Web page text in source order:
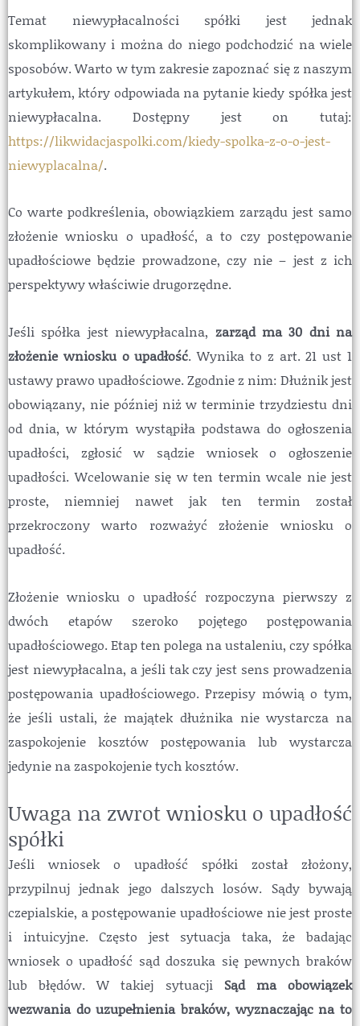
Temat niewypłacalności spółki jest jednak
skomplikowany i można do niego podchodzić na wiele
sposobów. Warto w tym zakresie zapoznać się z naszym
artykułem, który odpowiada na pytanie kiedy spółka jest
niewypłacalna. Dostępny jest on tutaj:
https://likwidacjaspolki.com/kiedy-spolka-z-o-o-jest-
niewyplacalna/.
Co warte podkreślenia, obowiązkiem zarządu jest samo
złożenie wniosku o upadłość, a to czy postępowanie
upadłościowe będzie prowadzone, czy nie – jest z ich
perspektywy właściwie drugorzędne.
Jeśli spółka jest niewypłacalna, zarząd ma 30 dni na
złożenie wniosku o upadłość. Wynika to z art. 21 ust 1
ustawy prawo upadłościowe. Zgodnie z nim: Dłużnik jest
obowiązany, nie później niż w terminie trzydziestu dni
od dnia, w którym wystąpiła podstawa do ogłoszenia
upadłości, zgłosić w sądzie wniosek o ogłoszenie
upadłości. Wcelowanie się w ten termin wcale nie jest
proste, niemniej nawet jak ten termin został
przekroczony warto rozważyć złożenie wniosku o
upadłość.
Złożenie wniosku o upadłość rozpoczyna pierwszy z
dwóch etapów szeroko pojętego postępowania
upadłościowego. Etap ten polega na ustaleniu, czy spółka
jest niewypłacalna, a jeśli tak czy jest sens prowadzenia
postępowania upadłościowego. Przepisy mówią o tym,
że jeśli ustali, że majątek dłużnika nie wystarcza na
zaspokojenie kosztów postępowania lub wystarcza
jedynie na zaspokojenie tych kosztów.
Uwaga na zwrot wniosku o upadłość
spółki
Jeśli wniosek o upadłość spółki został złożony,
przypilnuj jednak jego dalszych losów. Sądy bywają
czepialskie, a postępowanie upadłościowe nie jest proste
i intuicyjne. Często jest sytuacja taka, że badając
wniosek o upadłość sąd doszuka się pewnych braków
lub błędów. W takiej sytuacji Sąd ma obowiązek
wezwania do uzupełnienia braków, wyznaczając na to